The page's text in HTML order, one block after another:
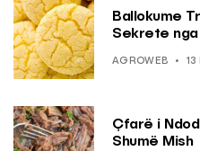
Ballokume
Sekrete nga
AGROWEB 13
Çfarë i
Shumë Mish